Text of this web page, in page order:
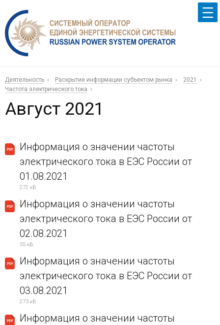
Деятельность Раскрытие информации субъектом рынка
2021
Частота электрического тока
Август 2021
Информация о значении частоты
электрического тока в ЕЭС России от
01.08.2021
272 кБ
Информация о значении частоты
электрического тока в ЕЭС России от
02.08.2021
55 кБ
Информация о значении частоты
электрического тока в ЕЭС России от
03.08.2021
273 кБ
Информация о значении частоты